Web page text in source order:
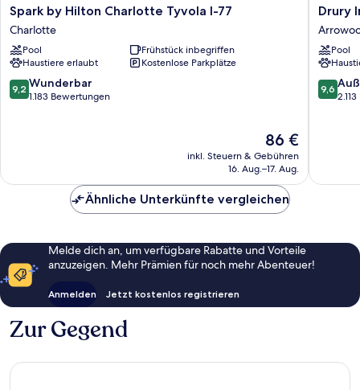
Spark
by
Hilton
Charlotte
Tyvola
I-
77
Spark by Hilton Charlotte Tyvola I-77
Charlotte
Pool
Frühstück inbegriffen
Haustiere erlaubt
Kostenlose Parkplätze
9.2
von
9,2 Wunderbar
1.183 Bewertungen
Der
Preis
beträgt
86 €
inkl. Steuern & Gebühren
16. Aug.–17. Aug.
Drury
Inn
&
Suites
Drury
Pool
9.6
von
9,6
Ähnliche Unterkünfte vergleichen
Melde dich an, um verfügbare Rabatte und Vorteile
anzuzeigen. Mehr Prämien für noch mehr Abenteuer!
Anmelden Jetzt kostenlos registrieren
Zur Gegend